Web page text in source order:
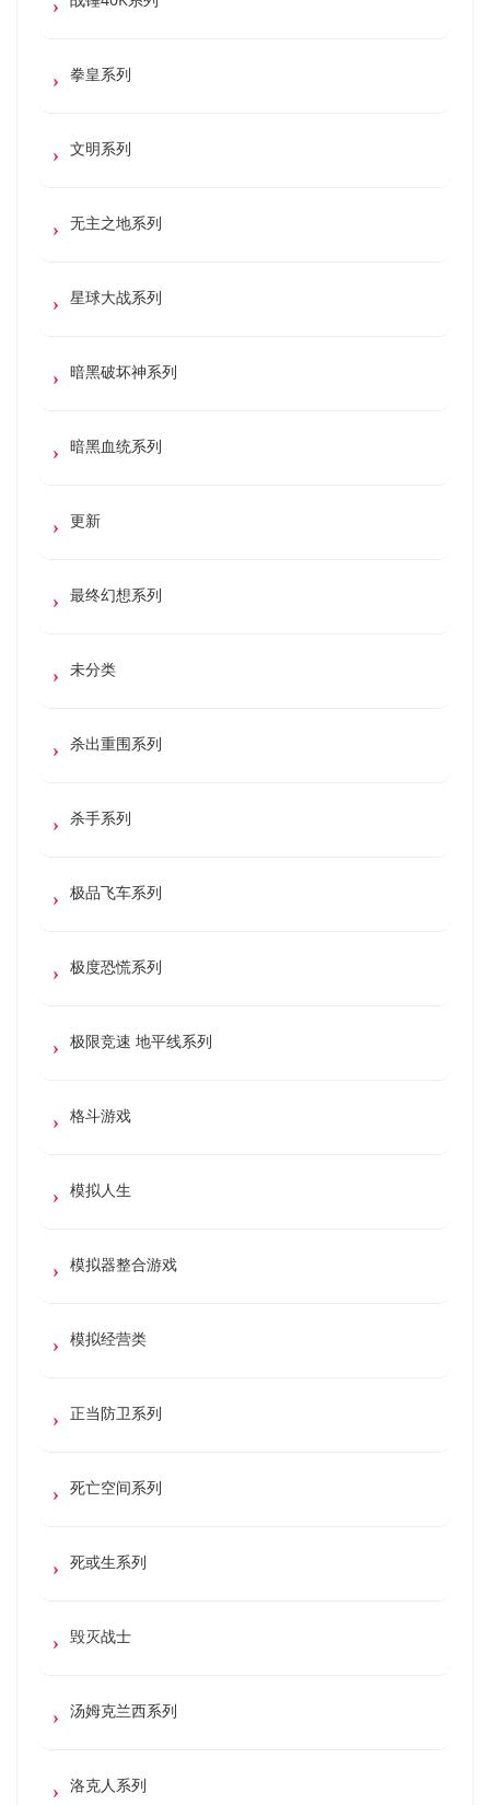
拳皇系列
文明系列
无主之地系列
星球大战系列
暗黑破坏神系列
暗黑血统系列
更新
最终幻想系列
未分类
杀出重围系列
杀手系列
极品飞车系列
极度恐慌系列
极限竞速 地平线系列
格斗游戏
模拟人生
模拟器整合游戏
模拟经营类
正当防卫系列
死亡空间系列
死或生系列
毁灭战士
汤姆克兰西系列
洛克人系列